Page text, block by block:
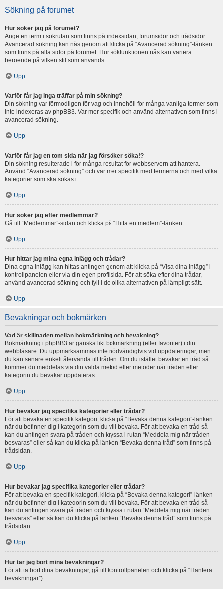
Sökning på forumet
Hur söker jag på forumet?
Ange en term i sökrutan som finns på indexsidan, forumsidor och trådsidor.
Avancerad sökning kan nås genom att klicka på “Avancerad sökning”-länken
som finns på alla sidor på forumet. Hur sökfunktionen nås kan variera
beroende på vilken stil som används.
Upp
Varför får jag inga träffar på min sökning?
Din sökning var förmodligen för vag och innehöll för många vanliga termer som
inte indexeras av phpBB3. Var mer specifik och använd alternativen som finns i
avancerad sökning.
Upp
Varför får jag en tom sida när jag försöker söka!?
Din sökning resulterade i för många resultat för webbservern att hantera.
Använd “Avancerad sökning” och var mer specifik med termerna och med vilka
kategorier som ska sökas i.
Upp
Hur söker jag efter medlemmar?
Gå till “Medlemmar”-sidan och klicka på “Hitta en medlem”-länken.
Upp
Hur hittar jag mina egna inlägg och trådar?
Dina egna inlägg kan hittas antingen genom att klicka på “Visa dina inlägg” i
kontrollpanelen eller via din egen profilsida. För att söka efter dina trådar,
använd avancerad sökning och fyll i de olika alternativen på lämpligt sätt.
Upp
Bevakningar och bokmärken
Vad är skillnaden mellan bokmärkning och bevakning?
Bokmärkning i phpBB3 är ganska likt bokmärkning (eller favoriter) i din
webbläsare. Du uppmärksammas inte nödvändigtvis vid uppdateringar, men
du kan senare enkelt återvända till tråden. Om du istället bevakar en tråd så
kommer du meddelas via din valda metod eller metoder när tråden eller
kategorin du bevakar uppdateras.
Upp
Hur bevakar jag specifika kategorier eller trådar?
För att bevaka en specifik kategori, klicka på “Bevaka denna kategori”-länken
när du befinner dig i kategorin som du vill bevaka. För att bevaka en tråd så
kan du antingen svara på tråden och kryssa i rutan “Meddela mig när tråden
besvaras” eller så kan du klicka på länken “Bevaka denna tråd” som finns på
trådsidan.
Upp
Hur bevakar jag specifika kategorier eller trådar?
För att bevaka en specifik kategori, klicka på “Bevaka denna kategori”-länken
när du befinner dig i kategorin som du vill bevaka. För att bevaka en tråd så
kan du antingen svara på tråden och kryssa i rutan “Meddela mig när tråden
besvaras” eller så kan du klicka på länken “Bevaka denna tråd” som finns på
trådsidan.
Upp
Hur tar jag bort mina bevakningar?
För att ta bort dina bevakningar, gå till kontrollpanelen och klicka på “Hantera
bevakningar”).